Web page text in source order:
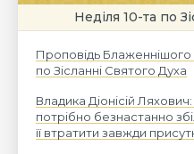
Неділя 10-та по
Проповідь Блаженнішого
по Зісланні Святого Духа
Владика Діонісій
потрібно безнастанно
її втратити завжди